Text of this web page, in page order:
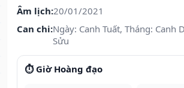
Âm lịch:20/01/2021
Can chi:Ngày: Canh Tuất, Tháng: Canh
Sửu
⏱️ Giờ Hoàng đạo